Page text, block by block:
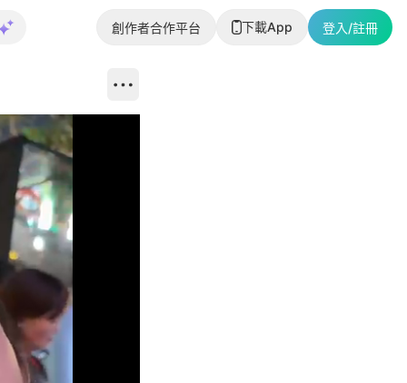
創作者合作平台 下載App 登入/註冊